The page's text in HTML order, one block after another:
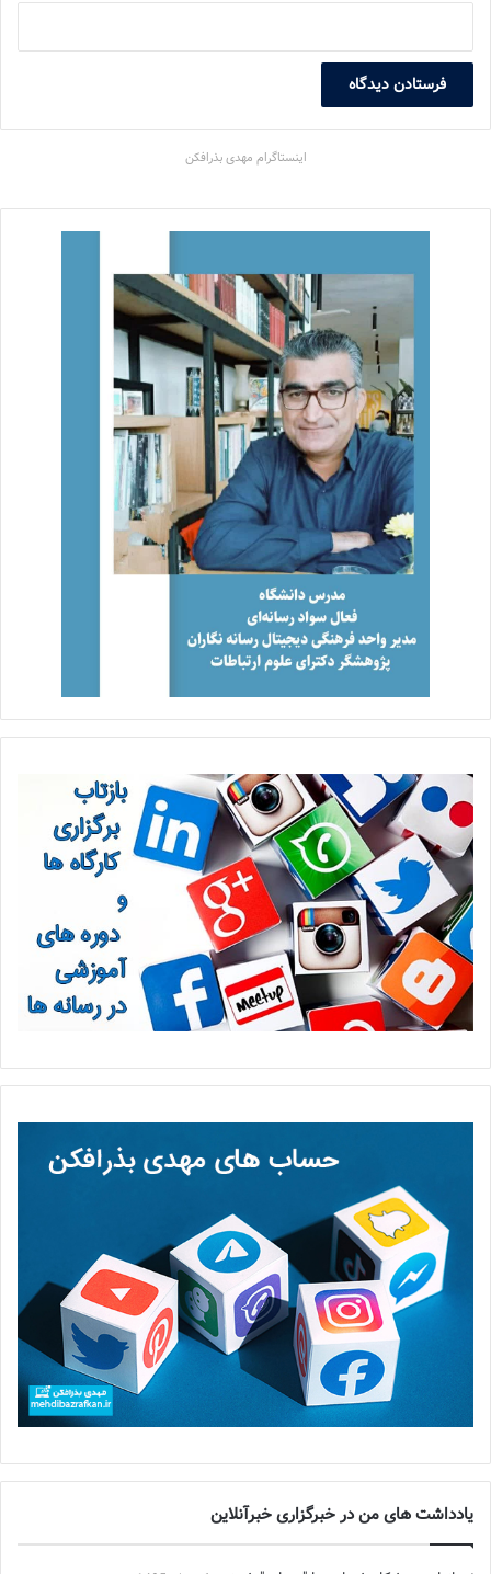
اینستاگرام مهدی بذرافکن
یادداشت های من در خبرگزاری خبرآنلاین